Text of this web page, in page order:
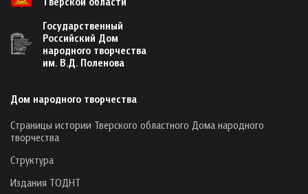
Государственный
Российский Дом
народного творчества
им. В.Д. Поленова
Дом народного творчества
Страницы истории Тверского областного Дома народного
творчества
Структура
Издания ТОДНТ